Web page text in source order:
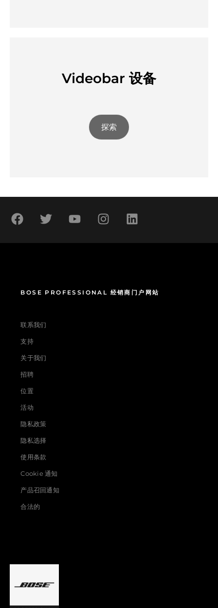
Videobar 设备
探索
BOSE PROFESSIONAL 经销商门户网站
联系我们
支持
关于我们
招聘
位置
活动
隐私政策
隐私选择
使用条款
Cookie 通知
产品召回通知
合法的